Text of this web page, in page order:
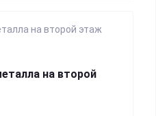
на второй